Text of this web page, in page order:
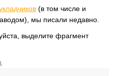
(в том числе и
мы писали недавно.
выделите фрагмент